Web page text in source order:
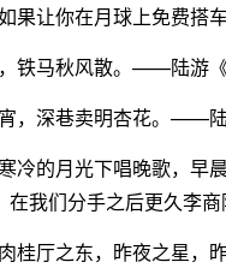
果让你在月球上免费
铁马秋风散。——陆游《
，深巷卖明杏花。——陆
冷的月光下唱晚歌，
我们分手之后更久李商
桂厅之东，昨夜之星，